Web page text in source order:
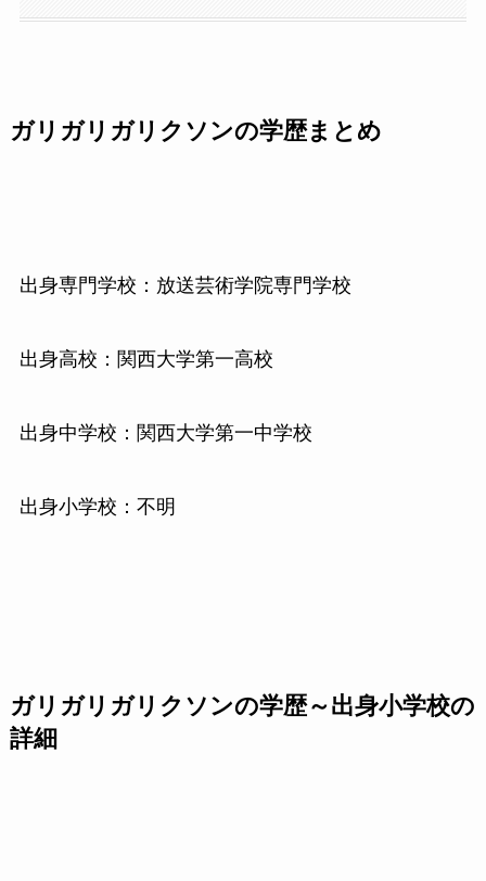
ガリガリガリクソンの学歴まとめ
出身専門学校：放送芸術学院専門学校
出身高校：関西大学第一高校
出身中学校：関西大学第一中学校
出身小学校：不明
ガリガリガリクソンの学歴～出身小学校の
詳細